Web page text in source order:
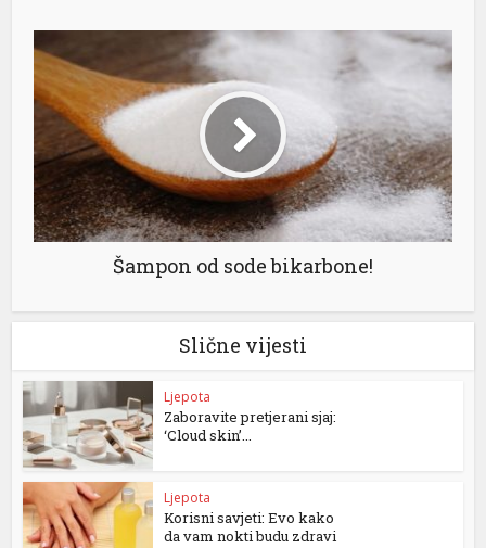
Šampon od sode bikarbone!
Slične vijesti
Ljepota
Zaboravite pretjerani sjaj:
‘Cloud skin’...
Ljepota
Korisni savjeti: Evo kako
da vam nokti budu zdravi